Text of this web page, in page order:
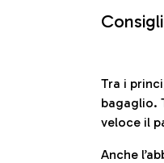
Tra i
bagaglio.
veloce il
Anche